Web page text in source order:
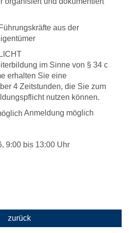
aus der
im Sinne von § 34 c
erhalten Sie eine
4 Zeitstunden, die Sie zum
nutzen können.
Anmeldung möglich
9:00 bis 13:00 Uhr
zurück